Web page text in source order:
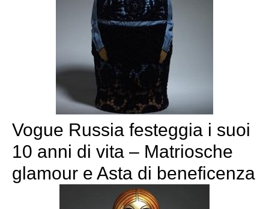
Vogue Russia festeggia i suoi
10 anni di vita – Matriosche
glamour e Asta di beneficenza